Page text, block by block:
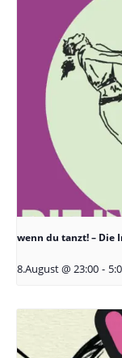
wenn du tanzt! – Die
8.August @ 23:00 -